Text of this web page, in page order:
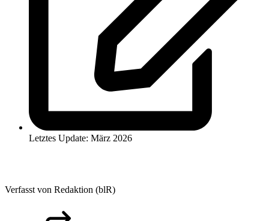
Letztes Update: März 2026
Verfasst von Redaktion (blR)